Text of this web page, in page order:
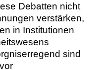
Debatten nicht
verstärken,
in Institutionen
sind